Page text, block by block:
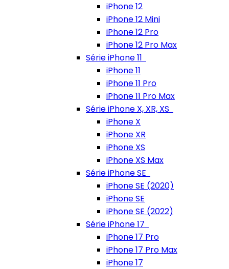
iPhone 12
iPhone 12 Mini
iPhone 12 Pro
iPhone 12 Pro Max
Série iPhone 11
iPhone 11
iPhone 11 Pro
iPhone 11 Pro Max
Série iPhone X, XR, XS
iPhone X
iPhone XR
iPhone XS
iPhone XS Max
Série iPhone SE
iPhone SE (2020)
iPhone SE
iPhone SE (2022)
Série iPhone 17
iPhone 17 Pro
iPhone 17 Pro Max
iPhone 17